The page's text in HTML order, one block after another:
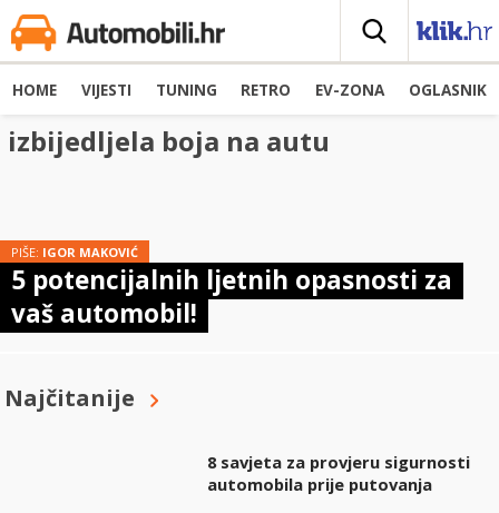
HOME VIJESTI TUNING RETRO EV-ZONA OGLASNIK
izbijedljela boja na autu
PIŠE: IGOR MAKOVIĆ
5 potencijalnih ljetnih opasnosti za
vaš automobil!
Najčitanije
8 savjeta za provjeru sigurnosti
automobila prije putovanja